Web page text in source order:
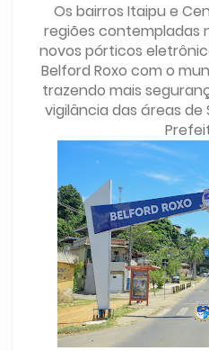
Os bairros Itaipu e
regiões contempladas
novos pórticos
Belford Roxo com o
trazendo mais
vigilância das áreas de